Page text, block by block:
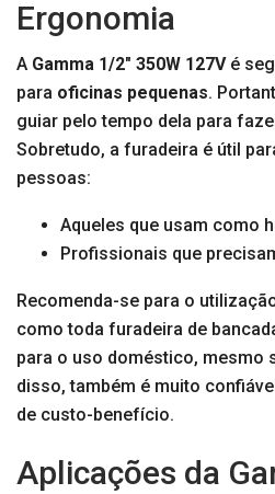
Ergonomia
A Gamma 1/2″ 350W 127V é
para oficinas pequenas.
guiar pelo tempo dela para
Sobretudo, a furadeira é útil
pessoas:
Aqueles que usam como
Profissionais que
Recomenda-se para o
como toda furadeira de
para o uso doméstico, mesmo
disso, também é muito
de custo-benefício.
Aplicações da